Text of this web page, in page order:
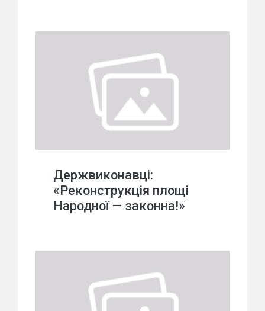
Держвиконавці:
«Реконструкція площі
Народної — законна!»